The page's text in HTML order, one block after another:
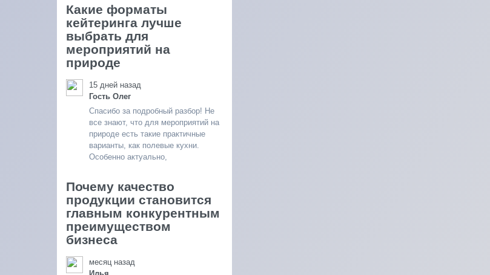
Какие форматы
кейтеринга лучше
выбрать для
мероприятий на
природе
15 дней назад
Гость Олег
Спасибо за подробный разбор! Не
все знают, что для мероприятий на
природе есть такие практичные
варианты, как полевые кухни.
Особенно актуально,
Почему качество
продукции становится
главным конкурентным
преимуществом
бизнеса
месяц назад